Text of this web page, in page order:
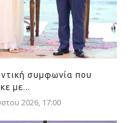
συμφωνία που
με...
2026, 17:00